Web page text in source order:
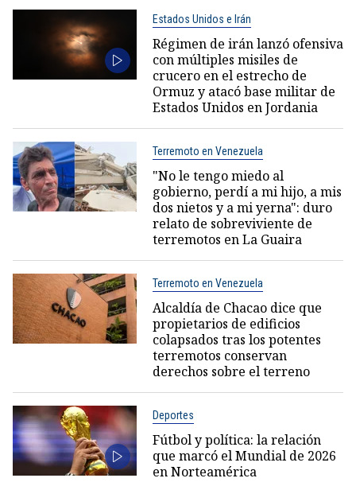
Estados Unidos e Irán
Régimen de irán lanzó ofensiva
con múltiples misiles de
crucero en el estrecho de
Ormuz y atacó base militar de
Estados Unidos en Jordania
Terremoto en Venezuela
"No le tengo miedo al
gobierno, perdí a mi hijo, a mis
dos nietos y a mi yerna": duro
relato de sobreviviente de
terremotos en La Guaira
Terremoto en Venezuela
Alcaldía de Chacao dice que
propietarios de edificios
colapsados tras los potentes
terremotos conservan
derechos sobre el terreno
Deportes
Fútbol y política: la relación
que marcó el Mundial de 2026
en Norteamérica